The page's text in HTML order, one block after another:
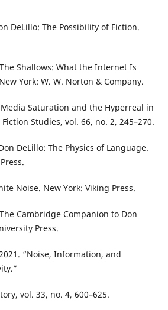
DeLillo: The Possibility of Fiction.
Shallows: What the Internet Is
York: W. W. Norton & Company.
Saturation and the Hyperreal in
Studies, vol. 66, no. 2, 245–270.
DeLillo: The Physics of Language.
Noise. New York: Viking Press.
Cambridge Companion to Don
Press.
“Noise, Information, and
vol. 33, no. 4, 600–625.